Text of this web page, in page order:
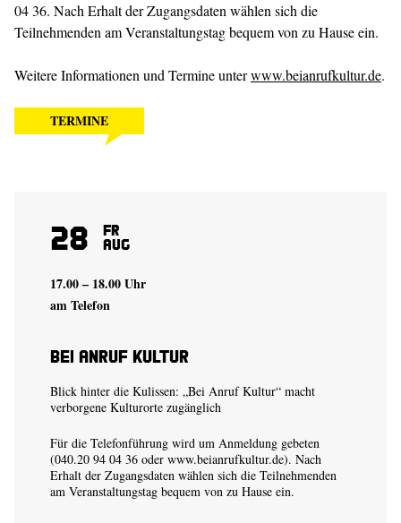
04 36. Nach Erhalt der Zugangsdaten wählen sich die
Teilnehmenden am Veranstaltungstag bequem von zu Hause ein.
Weitere Informationen und Termine unterwww.beianrufkultur.de.
TERMINE
28 Fr
Aug
17.00 – 18.00 Uhr
am Telefon
Bei Anruf Kultur
Blick hinter die Kulissen: „Bei Anruf Kultur“ macht
verborgene Kulturorte zugänglich
Für die Telefonführung wird um Anmeldung gebeten
(040.20 94 04 36 oder www.beianrufkultur.de). Nach
Erhalt der Zugangsdaten wählen sich die Teilnehmenden
am Veranstaltungstag bequem von zu Hause ein.